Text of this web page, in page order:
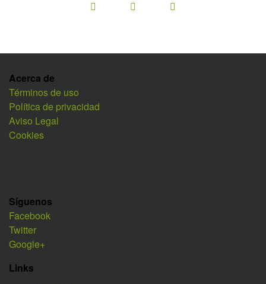
Acerca de
Términos de uso
Política de privacidad
Aviso Legal
Cookies
Síguenos
Facebook
Twitter
Google+
Links